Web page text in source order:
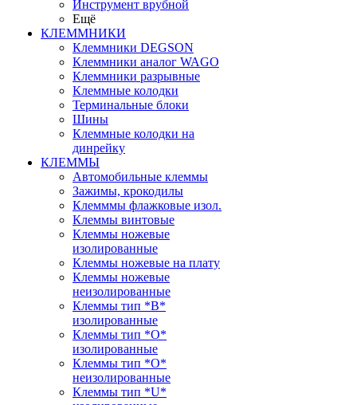
Инструмент врубной
Ещё
КЛЕММНИКИ
Клеммники DEGSON
Клеммники аналог WAGO
Клеммники разрывные
Клеммные колодки
Терминальные блоки
Шины
Клеммные колодки на
динрейку
КЛЕММЫ
Автомобильные клеммы
Зажимы, крокодилы
Клемммы флажковые изол.
Клеммы винтовые
Клеммы ножевые
изолированные
Клеммы ножевые на плату
Клеммы ножевые
неизолированные
Клеммы тип *B*
изолированные
Клеммы тип *O*
изолированные
Клеммы тип *O*
неизолированные
Клеммы тип *U*